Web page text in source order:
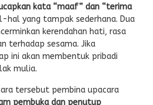
kata “maaf” dan “terima
hal yang tampak sederhana. Dua
kerendahan hati, rasa
terhadap sesama. Jika
ini akan membentuk pribadi
mulia.
tersebut pembina upacara
pembuka dan penutup